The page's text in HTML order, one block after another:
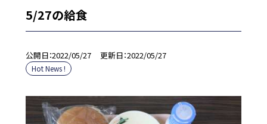
5/27の給食
公開日 2022/05/27 更新日 2022/05/27
Hot News !